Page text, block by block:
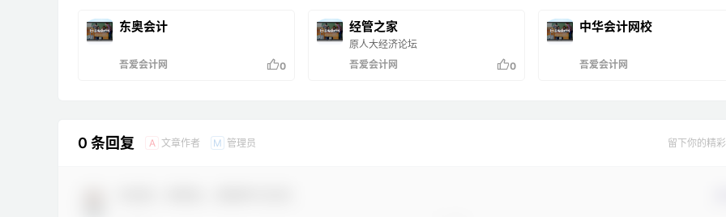
东奥会计
吾爱会计网 0
经管之家
原人大经济论坛
吾爱会计网
0
中华会计网校
吾爱会计网
0 条回复 A 文章作者 M 管理员 留下你的精